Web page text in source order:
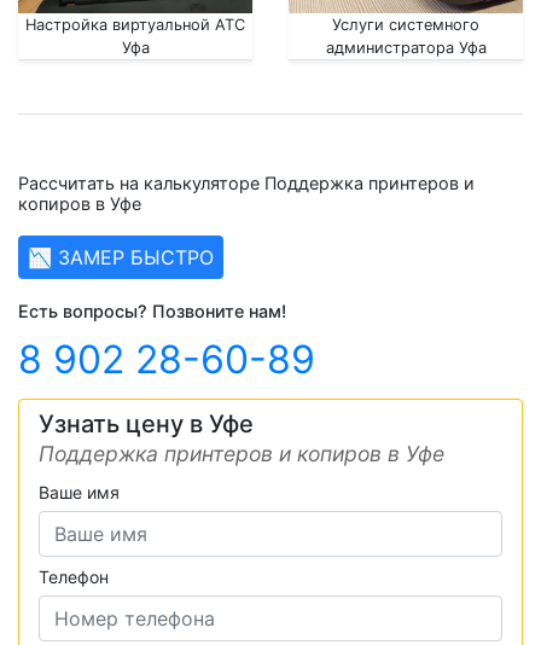
Настройка виртуальной АТС
Уфа
Услуги системного
администратора Уфа
Рассчитать на калькуляторе Поддержка принтеров и
копиров в Уфе
📉 ЗАМЕР БЫСТРО
Есть вопросы? Позвоните нам!
8 902 28-60-89
Узнать цену в Уфе
Поддержка принтеров и копиров в Уфе
Ваше имя
Телефон